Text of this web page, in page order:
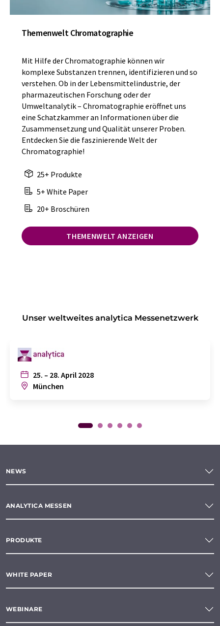
Themenwelt Chromatographie
Mit Hilfe der Chromatographie können wir
komplexe Substanzen trennen, identifizieren und so
verstehen. Ob in der Lebensmittelindustrie, der
pharmazeutischen Forschung oder der
Umweltanalytik – Chromatographie eröffnet uns
eine Schatzkammer an Informationen über die
Zusammensetzung und Qualität unserer Proben.
Entdecken Sie die faszinierende Welt der
Chromatographie!
25+ Produkte
5+ White Paper
20+ Broschüren
THEMENWELT ANZEIGEN
Unser weltweites analytica Messenetzwerk
25. – 28. April 2028
München
NEWS
ANALYTICA MESSEN
PRODUKTE
WHITE PAPER
WEBINARE